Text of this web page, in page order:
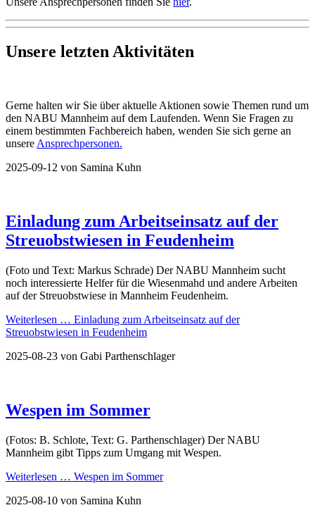
Unsere letzten Aktivitäten
Gerne halten wir Sie über aktuelle Aktionen sowie Themen rund um
den NABU Mannheim auf dem Laufenden. Wenn Sie Fragen zu
einem bestimmten Fachbereich haben, wenden Sie sich gerne an
unsere Ansprechpersonen.
2025-09-12 von Samina Kuhn
Einladung zum Arbeitseinsatz auf der
Streuobstwiesen in Feudenheim
(Foto und Text: Markus Schrade) Der NABU Mannheim sucht
noch interessierte Helfer für die Wiesenmahd und andere Arbeiten
auf der Streuobstwiese in Mannheim Feudenheim.
Weiterlesen … Einladung zum Arbeitseinsatz auf der
Streuobstwiesen in Feudenheim
2025-08-23 von Gabi Parthenschlager
Wespen im Sommer
(Fotos: B. Schlote, Text: G. Parthenschlager) Der NABU
Mannheim gibt Tipps zum Umgang mit Wespen.
Weiterlesen … Wespen im Sommer
2025-08-10 von Samina Kuhn